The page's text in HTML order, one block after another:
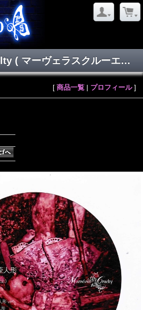
Marvelous Cruelty ( マーヴェラスクルーエルティー )
[ 商品一覧 | プロフィール]